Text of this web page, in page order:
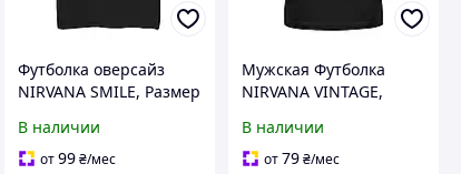
Футболка оверсайз
NIRVANA SMILE, Размер
В наличии
от99 ₴/мес
Мужская Футболка
NIRVANA VINTAGE,
В наличии
от79₴/мес